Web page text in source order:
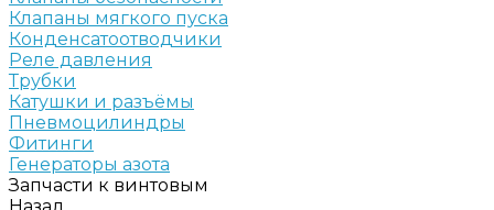
Клапаны мягкого пуска
Конденсатоотводчики
Реле давления
Трубки
Катушки и разъёмы
Пневмоцилиндры
Фитинги
Генераторы азота
Запчасти к винтовым